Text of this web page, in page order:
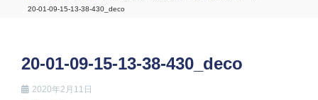
20-01-09-15-13-38-430_deco
20-01-09-15-13-38-430_deco
2020年2月11日